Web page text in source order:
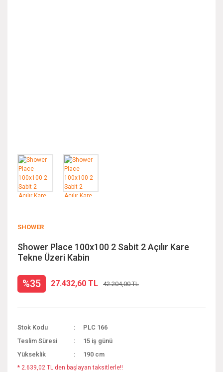
SHOWER
Shower Place 100x100 2 Sabit 2 Açılır Kare
Tekne Üzeri Kabin
%35 27.432,60 TL 42.204,00 TL
Stok Kodu
PLC 166
Teslim Süresi
15 iş günü
Yükseklik
190 cm
* 2.639,02 TL den başlayan taksitlerle!!